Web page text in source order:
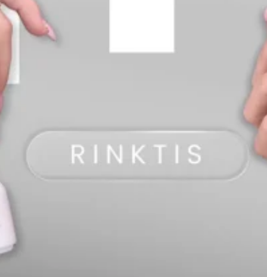
info@diamondline.lt
Prisijungti
Rewards“